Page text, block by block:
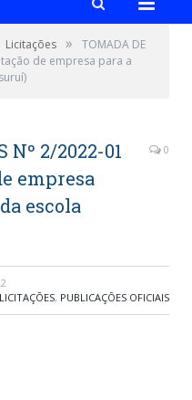
Licitações »
TOMADA DE
de empresa para a
Nº 2/2022-01
empresa
escola
0
LICITAÇÕES, PUBLICAÇÕES OFICIAIS